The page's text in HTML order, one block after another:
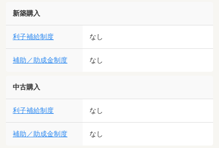
新築購入
利子補給制度 なし
補助／助成金制度 なし
中古購入
利子補給制度 なし
補助／助成金制度 なし